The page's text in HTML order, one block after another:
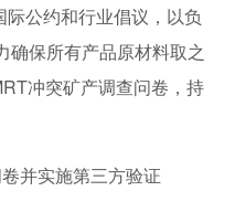
公约和行业倡议，以负
确保所有产品原材料取之
冲突矿产调查问卷，持
并实施第三方验证